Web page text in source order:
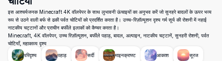
इस आश्चर्यजनक Minecraft 4K वॉलपेपर के साथ लुभावनी ऊंचाइयों का अनुभव करें जो सुनहरे बादलों के ऊपर भव्य
रूप से उठने वाली बर्फ से ढकी पर्वत चोटियों को प्रदर्शित करता है। उच्च-रिज़ॉल्यूशन दृश्य गर्म सूर्य की रोशनी में नहाई
नाटकीय चट्टानों और प्राचीन बर्फीले इलाकों को कैप्चर करता है।
Minecraft, 4K वॉलपेपर, उच्च रिज़ॉल्यूशन, बर्फीले पहाड़, बादल, अल्पाइन, नाटकीय चट्टानें, सुनहरी रोशनी, पर्वत
चोटियाँ, महाकाव्य दृश्य
परिदृश्य
पहाड़ सर्दी माइनक्राफ्ट आकाश सूरज